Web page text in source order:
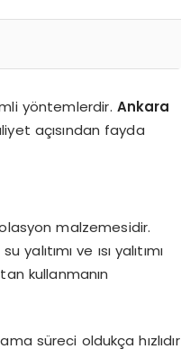
yöntemlerdir. Ankara
açısından fayda
malzemesidir.
ve ısı yalıtımı
kullanmanın
süreci oldukça hızlıdır